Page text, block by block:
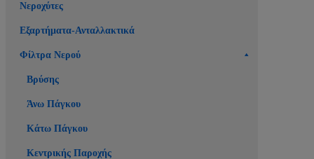
Νεροχύτες
Εξαρτήματα-Ανταλλακτικά
Φίλτρα Νερού
Βρύσης
Άνω Πάγκου
Κάτω Πάγκου
Κεντρικής Παροχής